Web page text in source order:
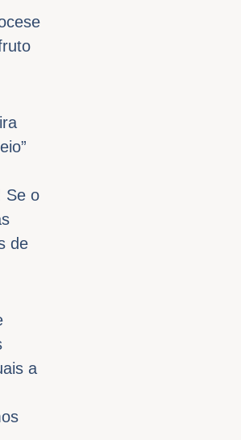
Se o
de
a